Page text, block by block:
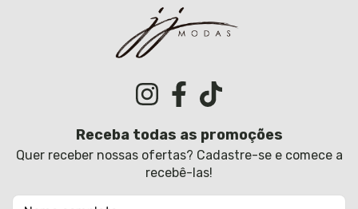
Receba todas as promoções
Quer receber nossas ofertas? Cadastre-se e comece a
recebê-las!